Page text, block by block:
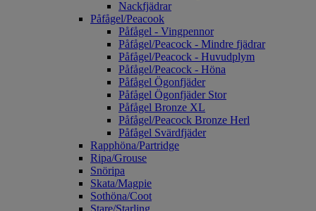
Nackfjädrar
Påfågel/Peacook
Påfågel - Vingpennor
Påfågel/Peacock - Mindre fjädrar
Påfågel/Peacock - Huvudplym
Påfågel/Peacock - Höna
Påfågel Ögonfjäder
Påfågel Ögonfjäder Stor
Påfågel Bronze XL
Påfågel/Peacock Bronze Herl
Påfågel Svärdfjäder
Rapphöna/Partridge
Ripa/Grouse
Snöripa
Skata/Magpie
Sothöna/Coot
Stare/Starling